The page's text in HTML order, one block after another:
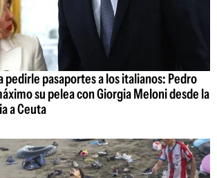
pedirle pasaportes a los italianos: Pedro
su pelea con Giorgia Meloni desde la
a Ceuta